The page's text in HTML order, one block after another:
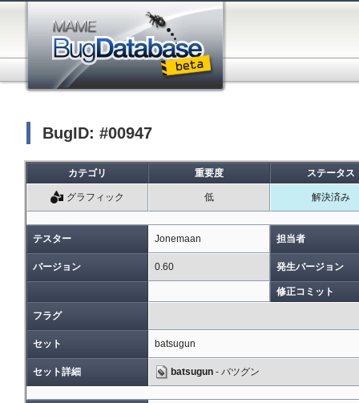
BugID: #00947
カテゴリ 重要度 ステータス
グラフィック 低 解決済み
テスター Jonemaan 担当者
バージョン 0.60 発生バージョン
修正コミット
フラグ
セット batsugun
セット詳細 batsugun - バツグン